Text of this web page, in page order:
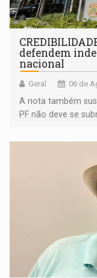
defendem
nacional
Geral 06 de
A nota também
PF não deve se